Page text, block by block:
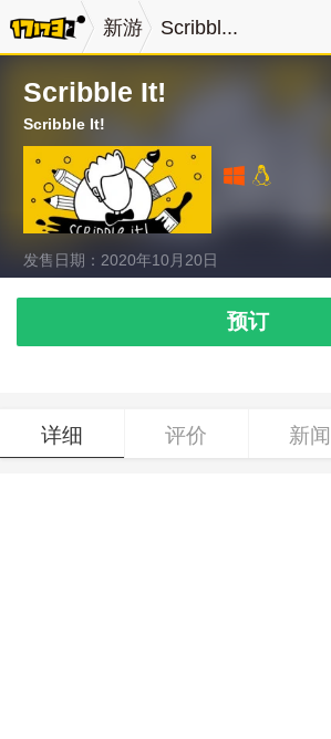
新游 Scribbl...
Scribble It!
Scribble It!
发售日期：2020年10月20日
预订
详细 评价 新闻